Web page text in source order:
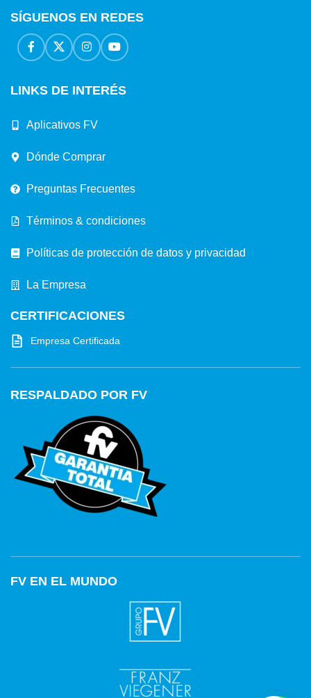
SÍGUENOS EN REDES
LINKS DE INTERÉS
Aplicativos FV
Dónde Comprar
Preguntas Frecuentes
Términos & condiciones
Políticas de protección de datos y privacidad
La Empresa
CERTIFICACIONES
Empresa Certificada
RESPALDADO POR FV
FV EN EL MUNDO